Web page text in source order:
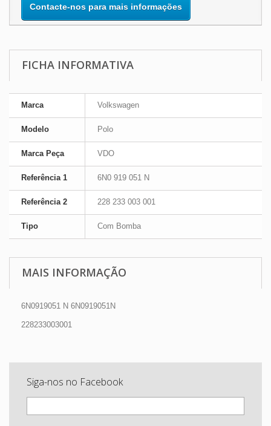
Contacte-nos para mais informações
FICHA INFORMATIVA
Marca Volkswagen
Modelo Polo
Marca Peça VDO
Referência 1 6N0 919 051 N
Referência 2 228 233 003 001
Tipo Com Bomba
MAIS INFORMAÇÃO
6N0919051 N 6N0919051N
228233003001
Siga-nos no Facebook